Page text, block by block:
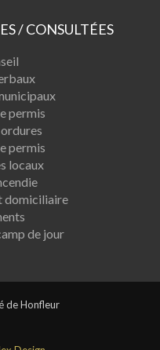
/ CONSULTÉES
permis
permis
locaux
domiciliaire
de jour
de Honfleur